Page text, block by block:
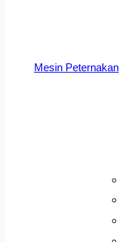
Mesin Peternakan